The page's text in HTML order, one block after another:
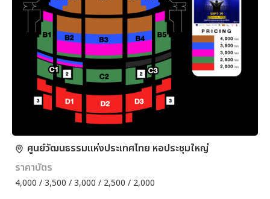
ศูนย์วัฒนธรรมแห่งประเทศไทย หอประชุมใหญ่
ราคาบัตร
4,000 / 3,500 / 3,000 / 2,500 / 2,000